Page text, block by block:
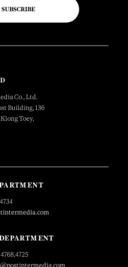
SUBSCRIBE
Co., Ltd.
Building, 136
Toey,